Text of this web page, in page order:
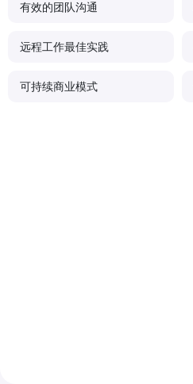
有效的团队沟通
远程工作最佳实践
可持续商业模式